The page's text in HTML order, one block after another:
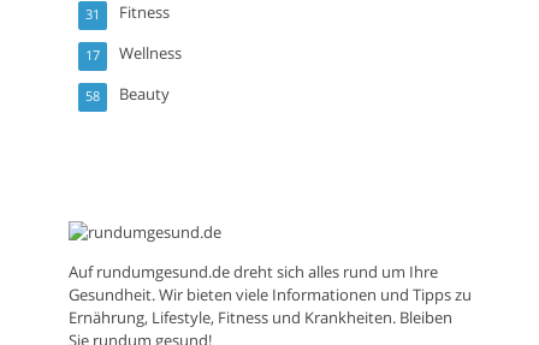
Fitness
31
Wellness
17
Beauty
58
Aufrundumgesund.dedreht sich alles rund um Ihre
Gesundheit. Wir bieten viele Informationen und Tipps zu
Ernährung, Lifestyle, Fitness und Krankheiten. Bleiben
Sie rundum gesund!